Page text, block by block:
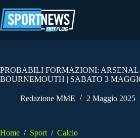
al
contenuto
PROBABILI FORMAZIONI: ARSENAL
BOURNEMOUTH | SABATO 3
Redazione MME 2 Maggio 2025
Home / Sport / Calcio